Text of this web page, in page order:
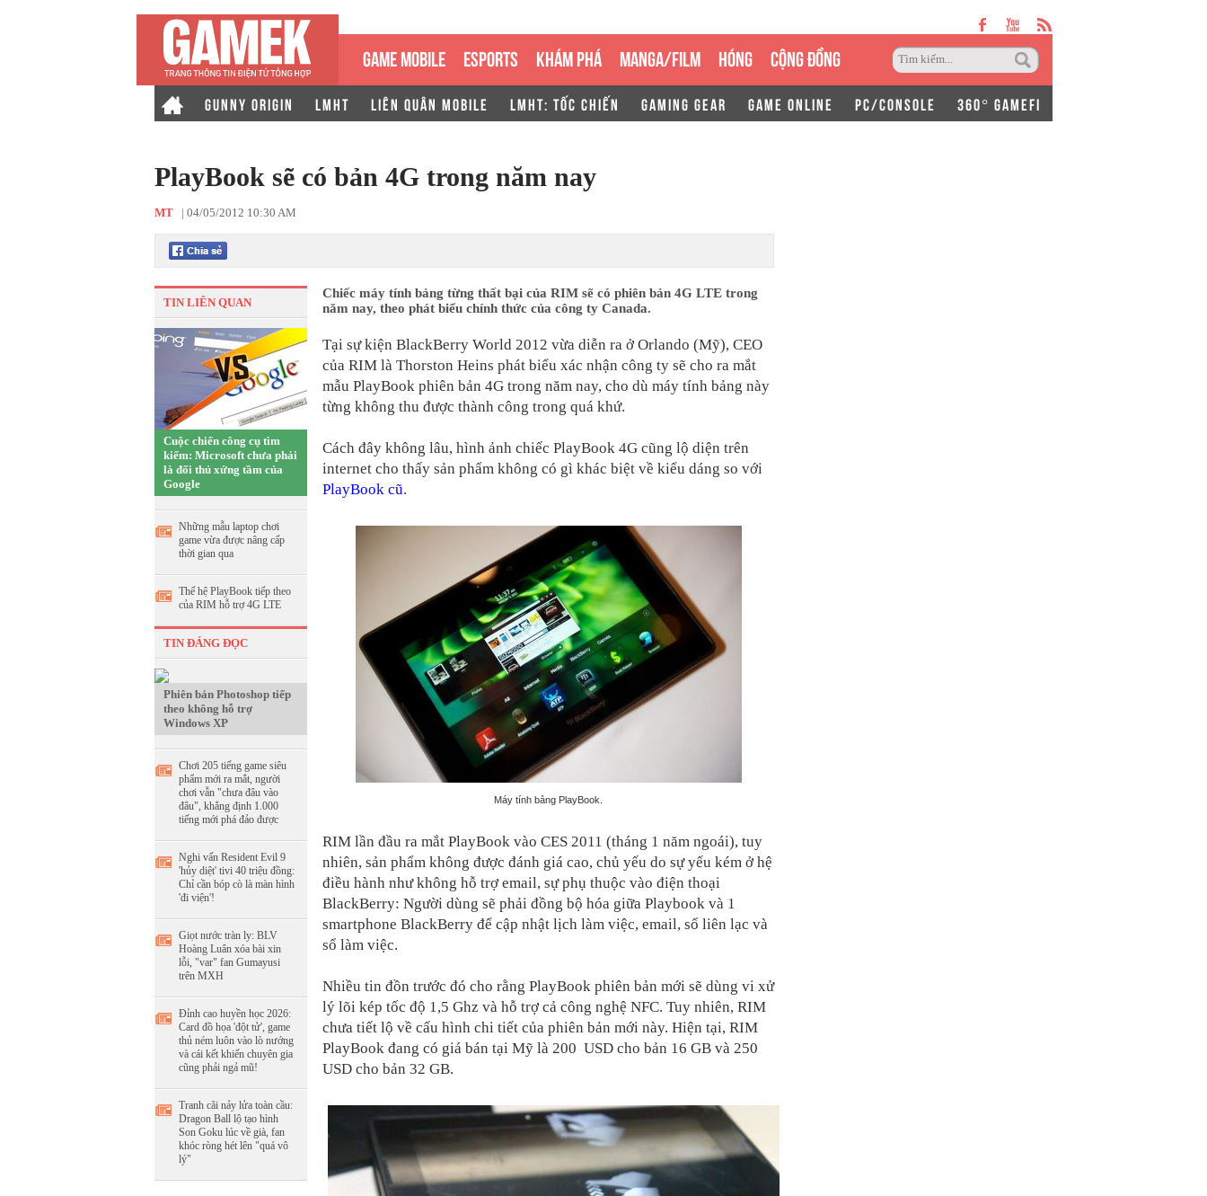
GAME MOBILE ESPORTS KHÁM PHÁ MANGA/FILM HÓNG CỘNG ĐỒNG
GUNNY ORIGIN LMHT LIÊN QUÂN MOBILE LMHT: TỐC CHIẾN GAMING GEAR GAME ONLINE PC/CONSOLE 360° GAMEFI
PlayBook sẽ có bản 4G trong năm nay
MT | 04/05/2012 10:30 AM
TIN LIÊN QUAN
Cuộc chiến công cụ tìm
kiếm: Microsoft chưa phải
là đối thủ xứng tầm của
Google
Những mẫu laptop chơi
game vừa được nâng cấp
thời gian qua
Thế hệ PlayBook tiếp theo
của RIM hỗ trợ 4G LTE
TIN ĐÁNG ĐỌC
Phiên bản Photoshop tiếp
theo không hỗ trợ
Windows XP
Chơi 205 tiếng game siêu
phẩm mới ra mắt, người
chơi vẫn "chưa đâu vào
đâu", khẳng định 1.000
tiếng mới phá đảo được
Nghi vấn Resident Evil 9
'hủy diệt' tivi 40 triệu đồng:
Chỉ cần bóp cò là màn hình
'đi viện'!
Giọt nước tràn ly: BLV
Hoàng Luân xóa bài xin
lỗi, "var" fan Gumayusi
trên MXH
Đỉnh cao huyền học 2026:
Card đồ họa 'đột tử', game
thủ ném luôn vào lò nướng
và cái kết khiến chuyên gia
cũng phải ngả mũ!
Tranh cãi nảy lửa toàn cầu:
Dragon Ball lộ tạo hình
Son Goku lúc về già, fan
khóc ròng hét lên "quá vô
lý"
Chiếc máy tính bảng từng thất bại của RIM sẽ có phiên bản 4G LTE trong
năm nay, theo phát biểu chính thức của công ty Canada.
Tại sự kiện BlackBerry World 2012 vừa diễn ra ở Orlando (Mỹ), CEO
của RIM là Thorston Heins phát biểu xác nhận công ty sẽ cho ra mắt
mẫu PlayBook phiên bản 4G trong năm nay, cho dù máy tính bảng này
từng không thu được thành công trong quá khứ.
Cách đây không lâu, hình ảnh chiếc PlayBook 4G cũng lộ diện trên
internet cho thấy sản phẩm không có gì khác biệt về kiểu dáng so với
PlayBook cũ.
Máy tính bảng PlayBook.
RIM lần đầu ra mắt PlayBook vào CES 2011 (tháng 1 năm ngoái), tuy
nhiên, sản phẩm không được đánh giá cao, chủ yếu do sự yếu kém ở hệ
điều hành như không hỗ trợ email, sự phụ thuộc vào điện thoại
BlackBerry: Người dùng sẽ phải đồng bộ hóa giữa Playbook và 1
smartphone BlackBerry để cập nhật lịch làm việc, email, sổ liên lạc và
sổ làm việc.
Nhiều tin đồn trước đó cho rằng PlayBook phiên bản mới sẽ dùng vi xử
lý lõi kép tốc độ 1,5 Ghz và hỗ trợ cả công nghệ NFC. Tuy nhiên, RIM
chưa tiết lộ về cấu hình chi tiết của phiên bản mới này. Hiện tại, RIM
PlayBook đang có giá bán tại Mỹ là 200 USD cho bản 16 GB và 250
USD cho bản 32 GB.